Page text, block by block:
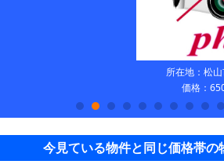
所在地：松
価格：
今見ている物件と同じ価格帯の